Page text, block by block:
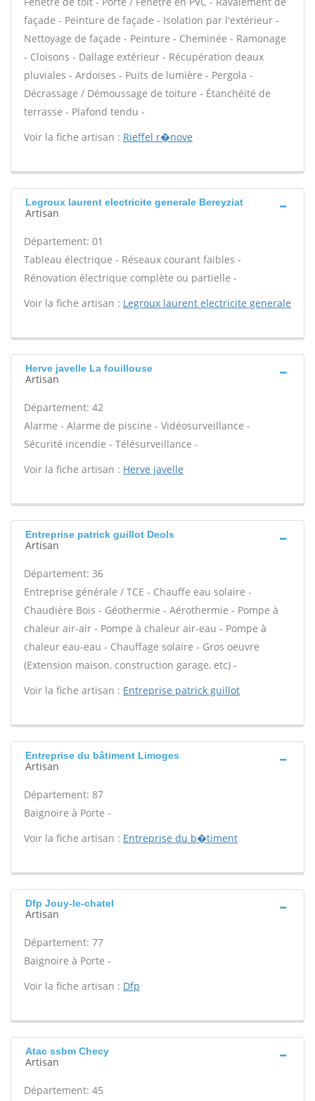
façade - Peinture de façade - Isolation par l'extérieur -
Nettoyage de façade - Peinture - Cheminée - Ramonage
- Cloisons - Dallage extérieur - Récupération deaux
pluviales - Ardoises - Puits de lumière - Pergola -
Décrassage / Démoussage de toiture - Étanchéité de
terrasse - Plafond tendu -
Voir la fiche artisan : Rieffel r�nove
Legroux laurent electricite generale Bereyziat
Artisan
Département: 01
Tableau électrique - Réseaux courant faibles -
Rénovation électrique complète ou partielle -
Voir la fiche artisan : Legroux laurent electricite generale
Herve javelle La fouillouse
Artisan
Département: 42
Alarme - Alarme de piscine - Vidéosurveillance -
Sécurité incendie - Télésurveillance -
Voir la fiche artisan : Herve javelle
Entreprise patrick guillot Deols
Artisan
Département: 36
Entreprise générale / TCE - Chauffe eau solaire -
Chaudière Bois - Géothermie - Aérothermie - Pompe à
chaleur air-air - Pompe à chaleur air-eau - Pompe à
chaleur eau-eau - Chauffage solaire - Gros oeuvre
(Extension maison, construction garage, etc) -
Voir la fiche artisan : Entreprise patrick guillot
Entreprise du bâtiment Limoges
Artisan
Département: 87
Baignoire à Porte -
Voir la fiche artisan : Entreprise du b�timent
Dfp Jouy-le-chatel
Artisan
Département: 77
Baignoire à Porte -
Voir la fiche artisan : Dfp
Atac ssbm Checy
Artisan
Département: 45